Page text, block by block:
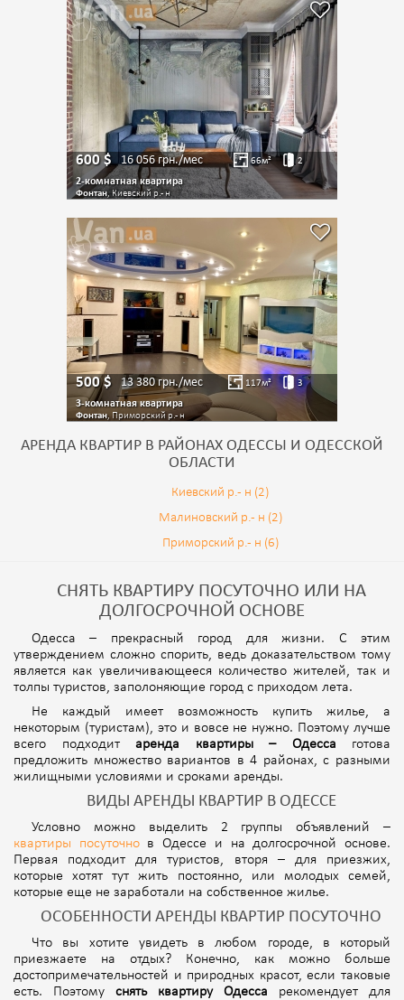
600$ 16 056грн./мес 66м² 2
2-комнатная квартира
Фонтан, Киевский р.- н
500$ 13 380грн./мес 117м² 3
3-комнатная квартира
Фонтан, Приморский р.- н
АРЕНДА КВАРТИР В РАЙОНАХ ОДЕССЫ И ОДЕССКОЙ
ОБЛАСТИ
Киевский р.- н (2)
Малиновский р.- н (2)
Приморский р.- н (6)
СНЯТЬ КВАРТИРУ ПОСУТОЧНО ИЛИ НА
ДОЛГОСРОЧНОЙ ОСНОВЕ
Одесса – прекрасный город для жизни. С этим
утверждением сложно спорить, ведь доказательством тому
является как увеличивающееся количество жителей, так и
толпы туристов, заполоняющие город с приходом лета.
Не каждый имеет возможность купить жилье, а
некоторым (туристам), это и вовсе не нужно. Поэтому лучше
всего подходит аренда квартиры – Одесса готова
предложить множество вариантов в 4 районах, с разными
жилищными условиями и сроками аренды.
ВИДЫ АРЕНДЫ КВАРТИР В ОДЕССЕ
Условно можно выделить 2 группы объявлений –
квартиры посуточнов Одессе и на долгосрочной основе.
Первая подходит для туристов, вторя – для приезжих,
которые хотят тут жить постоянно, или молодых семей,
которые еще не заработали на собственное жилье.
ОСОБЕННОСТИ АРЕНДЫ КВАРТИР ПОСУТОЧНО
Что вы хотите увидеть в любом городе, в который
приезжаете на отдых? Конечно, как можно больше
достопримечательностей и природных красот, если таковые
есть. Поэтому снять квартиру Одесса рекомендует для